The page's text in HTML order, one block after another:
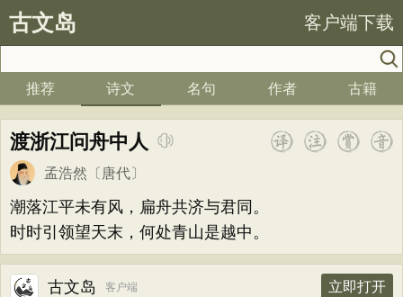
古文岛 客户端下载
推荐 诗文 名句 作者 古籍
渡浙江问舟中人
孟浩然 〔唐代〕
潮落江平未有风，扁舟共济与君同。
时时引领望天末，何处青山是越中。
古文岛 客户端 立即打开